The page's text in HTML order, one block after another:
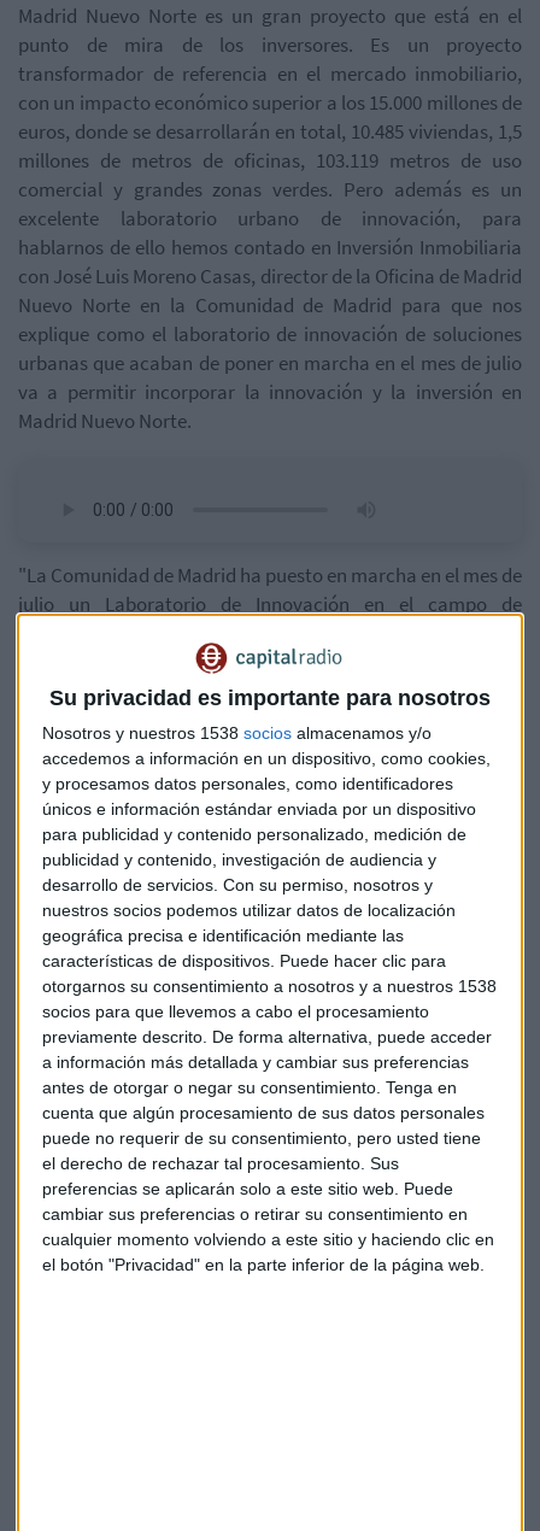
Su privacidad es importante para nosotros
Nosotros y nuestros 1538 socios almacenamos y/o
accedemos a información en un dispositivo, como cookies,
y procesamos datos personales, como identificadores
únicos e información estándar enviada por un dispositivo
para publicidad y contenido personalizado, medición de
publicidad y contenido, investigación de audiencia y
desarrollo de servicios. Con su permiso, nosotros y
nuestros socios podemos utilizar datos de localización
geográfica precisa e identificación mediante las
características de dispositivos. Puede hacer clic para
otorgarnos su consentimiento a nosotros y a nuestros 1538
socios para que llevemos a cabo el procesamiento
previamente descrito. De forma alternativa, puede acceder
a información más detallada y cambiar sus preferencias
antes de otorgar o negar su consentimiento. Tenga en
cuenta que algún procesamiento de sus datos personales
puede no requerir de su consentimiento, pero usted tiene
el derecho de rechazar tal procesamiento. Sus
preferencias se aplicarán solo a este sitio web. Puede
cambiar sus preferencias o retirar su consentimiento en
cualquier momento volviendo a este sitio y haciendo clic en
el botón "Privacidad" en la parte inferior de la página web.
Madrid Nuevo Norte es un gran proyecto que está en el
punto de mira de los inversores. Es un proyecto
transformador de referencia en el mercado inmobiliario,
con un impacto económico superior a los 15.000 millones de
euros, donde se desarrollarán en total, 10.485 viviendas, 1,5
millones de metros de oficinas, 103.119 metros de uso
comercial y grandes zonas verdes. Pero además es un
excelente laboratorio urbano de innovación, para
hablarnos de ello hemos contado en Inversión Inmobiliaria
con José Luis Moreno Casas, director de la Oficina de Madrid
Nuevo Norte en la Comunidad de Madrid para que nos
explique como el laboratorio de innovación de soluciones
urbanas que acaban de poner en marcha en el mes de julio
va a permitir incorporar la innovación y la inversión en
Madrid Nuevo Norte.
"La Comunidad de Madrid ha puesto en marcha en el mes de
julio un Laboratorio de Innovación en el campo de
espacio virtual, que estará vinculado a la Oficina regional de
Madrid Nuevo Norte, servirá para poner en común
sostenibles ya que solamente
atrayendo inversiones y aportando seguridad jurídica y
reduciendo trámites administrativos, como está haciendo
el Gobierno regional, podemos asegurar el éxito del que está
llamado a ser el primer distrito de negocios del sur de
Europa. Más de 150 empresas ya han mostrado interés y
varias embajadas internacionales han contactado con
nosotros”, asegura José Luis Moreno.
Este plan de regeneración urbana se levantará sobre más de
dos millones de metros cuadrados y, por su impacto
socioeconómico, tendrá un movimiento de capital de más
de 25.000 millones de euros y la creación de 350.000
empleos. Además, tiene proyectadas más de 10.500
viviendas, de las que el 20% tendrá algún tipo de protección,
y hay previstos la creación de más de 400.000 metros
cuadrados de zonas verdes.